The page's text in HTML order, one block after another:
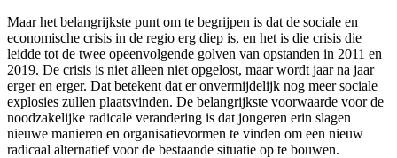
Maar het belangrijkste punt om te begrijpen is dat de sociale en
economische crisis in de regio erg diep is, en het is die crisis die
leidde tot de twee opeenvolgende golven van opstanden in 2011 en
2019. De crisis is niet alleen niet opgelost, maar wordt jaar na jaar
erger en erger. Dat betekent dat er onvermijdelijk nog meer sociale
explosies zullen plaatsvinden. De belangrijkste voorwaarde voor de
noodzakelijke radicale verandering is dat jongeren erin slagen
nieuwe manieren en organisatievormen te vinden om een nieuw
radicaal alternatief voor de bestaande situatie op te bouwen.